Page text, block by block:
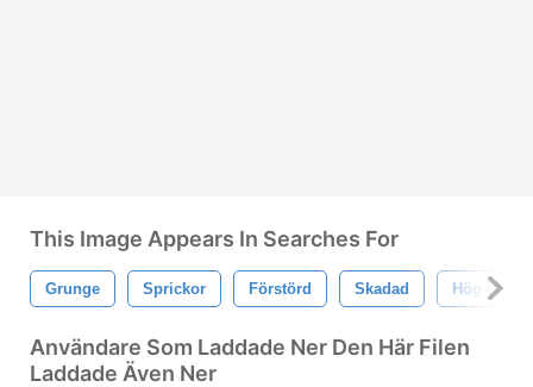
This Image Appears In Searches For
Grunge Sprickor Förstörd Skadad Hög
Användare Som Laddade Ner Den Här Filen
Laddade Även Ner